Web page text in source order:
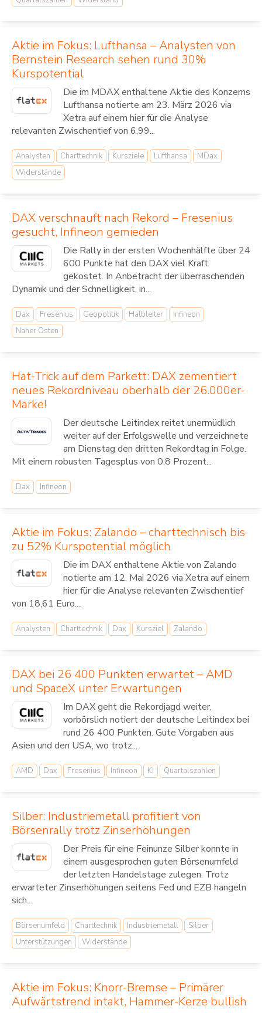
Aktie im Fokus: Lufthansa – Analysten von
Bernstein Research sehen rund 30%
Kurspotential
Die im MDAX enthaltene Aktie des Konzerns
Lufthansa notierte am 23. März 2026 via
Xetra auf einem hier für die Analyse
relevanten Zwischentief von 6,99...
Analysten Charttechnik Kursziele Lufthansa
MDax
Widerstände
DAX verschnauft nach Rekord – Fresenius
gesucht, Infineon gemieden
Die Rally in der ersten Wochenhälfte über 24
600 Punkte hat den DAX viel Kraft
gekostet. In Anbetracht der überraschenden
Dynamik und der Schnelligkeit, in...
Dax Fresenius Geopolitik Halbleiter
Infineon
Naher Osten
Hat-Trick auf dem Parkett: DAX zementiert
neues Rekordniveau oberhalb der 26.000er-
Marke!
Der deutsche Leitindex reitet unermüdlich
weiter auf der Erfolgswelle und verzeichnete
am Dienstag den dritten Rekordtag in Folge.
Mit einem robusten Tagesplus von 0,8 Prozent...
Dax Infineon
Aktie im Fokus: Zalando – charttechnisch bis
zu 52% Kurspotential möglich
Die im DAX enthaltene Aktie von Zalando
notierte am 12. Mai 2026 via Xetra auf einem
hier für die Analyse relevanten Zwischentief
von 18,61 Euro....
Analysten Charttechnik Dax Kursziel Zalando
DAX bei 26 400 Punkten erwartet – AMD
und SpaceX unter Erwartungen
Im DAX geht die Rekordjagd weiter,
vorbörslich notiert der deutsche Leitindex bei
rund 26 400 Punkten. Gute Vorgaben aus
Asien und den USA, wo trotz...
AMD Dax Fresenius Infineon KI Quartalszahlen
Silber: Industriemetall profitiert von
Börsenrally trotz Zinserhöhungen
Der Preis für eine Feinunze Silber konnte in
einem ausgesprochen guten Börsenumfeld
der letzten Handelstage zulegen. Trotz
erwarteter Zinserhöhungen seitens Fed und EZB hangeln
sich...
Börsenumfeld Charttechnik Industriemetall
Silber
Unterstützungen
Widerstände
Aktie im Fokus: Knorr-Bremse – Primärer
Aufwärtstrend intakt, Hammer-Kerze bullish